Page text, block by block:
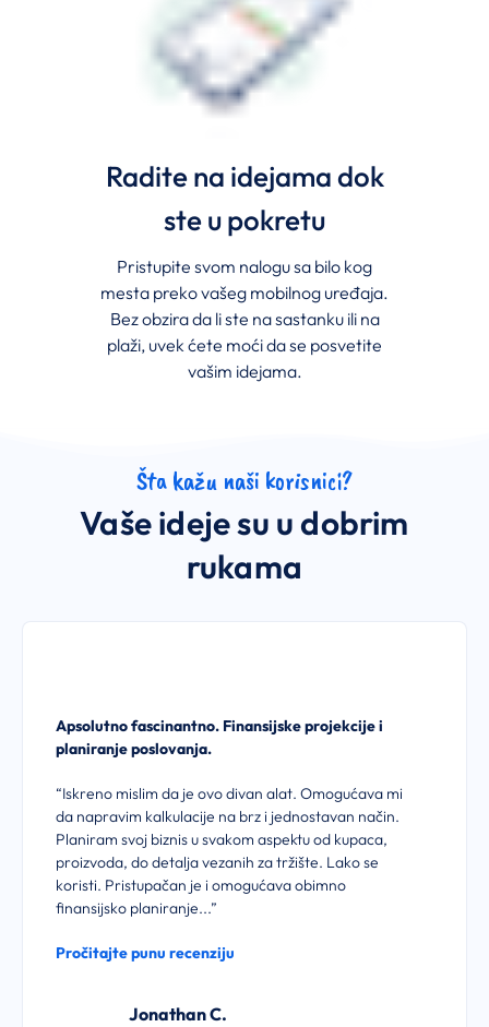
Radite na idejama dok
ste u pokretu
Pristupite svom nalogu sa bilo kog
mesta preko vašeg mobilnog uređaja.
Bez obzira da li ste na sastanku ili na
plaži, uvek ćete moći da se posvetite
vašim idejama.
Šta kažu naši korisnici?
Vaše ideje su u dobrim
rukama
Apsolutno fascinantno. Finansijske projekcije i
planiranje poslovanja.
“Iskreno mislim da je ovo divan alat. Omogućava mi
da napravim kalkulacije na brz i jednostavan način.
Planiram svoj biznis u svakom aspektu od kupaca,
proizvoda, do detalja vezanih za tržište. Lako se
koristi. Pristupačan je i omogućava obimno
finansijsko planiranje...”
Pročitajte punu recenziju
Jonathan C.